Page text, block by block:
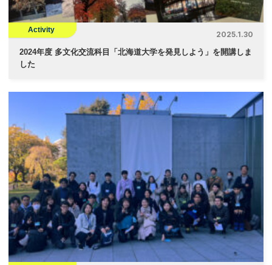
Activity
2025.1.30
2024年度 多文化交流科目「北海道大学を発見しよう」を開講しま
した